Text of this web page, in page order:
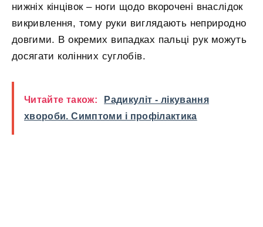
нижніх кінцівок – ноги щодо вкорочені внаслідок
викривлення, тому руки виглядають неприродно
довгими. В окремих випадках пальці рук можуть
досягати колінних суглобів.
Читайте також:
Радикуліт - лікування
хвороби. Симптоми і профілактика